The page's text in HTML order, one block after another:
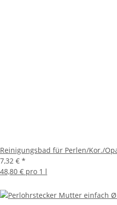
Reinigungsbad für Perlen/Kor./
7,32 € *
48,80 € pro 1 l